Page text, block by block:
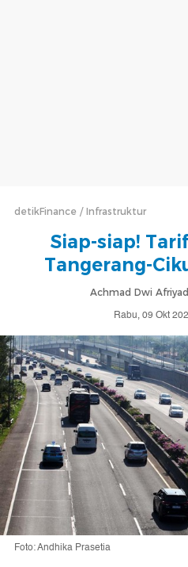
detikFinance Infrastruktur
Siap-siap!
Tangerang-
Achmad Dwi
Rabu, 09 Okt
Foto: Andhika Prasetia